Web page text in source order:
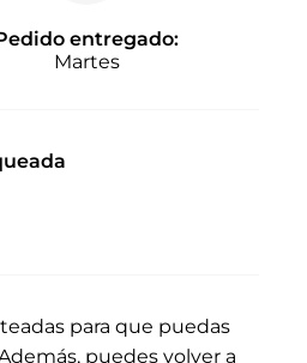
entregado:
Martes
para que puedas
puedes volver a